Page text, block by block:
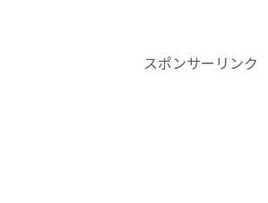
スポンサーリンク